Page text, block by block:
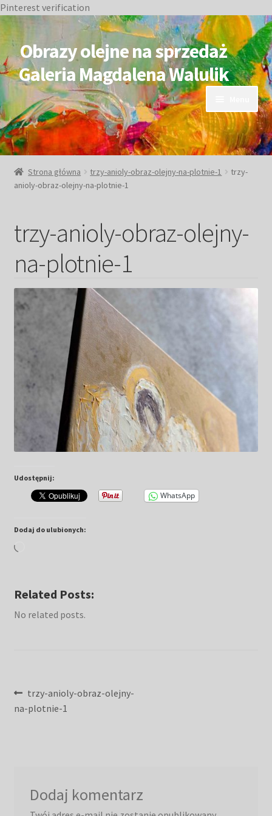
Pinterest verification
do
nawigacji
do
treści
Obrazy olejne na sprzedaż
Galeria Magdalena Walulik
OBRAZY DOSTĘPNE
Duże obrazy
Postacie
Kwiaty
Obrazy abstrakcyjne
Tarot
Aukcja
O mnie
Strona główna trzy-anioly-obraz-olejny-na-plotnie-1
trzy-
anioly-obraz-olejny-na-plotnie-1
trzy-anioly-obraz-olejny-
na-plotnie-1
Udostępnij:
WhatsApp
Dodaj do ulubionych:
Related Posts:
No related posts.
Nawigacja
wpisu
Poprzedni
wpis:
trzy-anioly-obraz-olejny-
na-plotnie-1
Dodaj komentarz